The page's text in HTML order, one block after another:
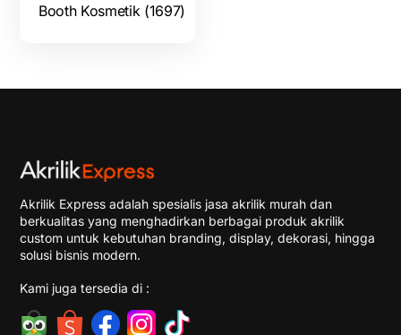
Booth Kosmetik (1697)
Akrilik Express adalah spesialis jasa akrilik murah dan
berkualitas yang menghadirkan berbagai produk akrilik
custom untuk kebutuhan branding, display, dekorasi, hingga
solusi bisnis modern.
Kami juga tersedia di :